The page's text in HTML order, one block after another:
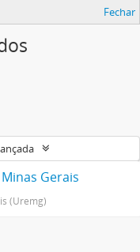
Fechar
Gerais
(Uremg)